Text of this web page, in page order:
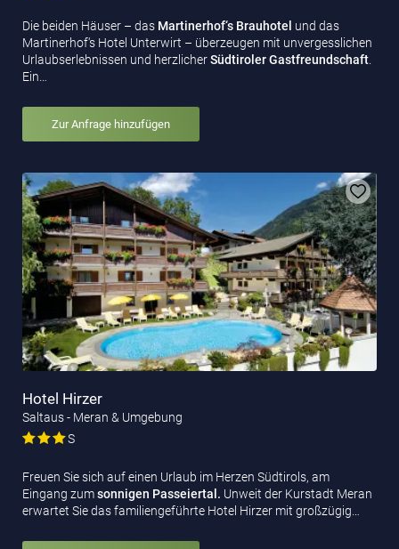
Die beiden Häuser – das Martinerhof‘s Brauhotel und das
Martinerhof‘s Hotel Unterwirt – überzeugen mit unvergesslichen
Urlaubserlebnissen und herzlicherSüdtiroler Gastfreundschaft
Ein…
Zur Anfrage hinzufügen
Hotel Hirzer
Saltaus - Meran & Umgebung
S
Freuen Sie sich auf einen Urlaub im Herzen Südtirols, am
Eingang zumsonnigen Passeiertal. Unweit der Kurstadt Meran
erwartet Sie das familiengeführte Hotel Hirzer mit großzügig…